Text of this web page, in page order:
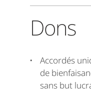
Dons
Accordés
de
sans but